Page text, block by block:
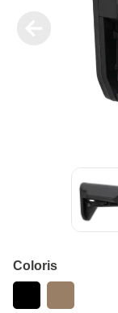
Coloris